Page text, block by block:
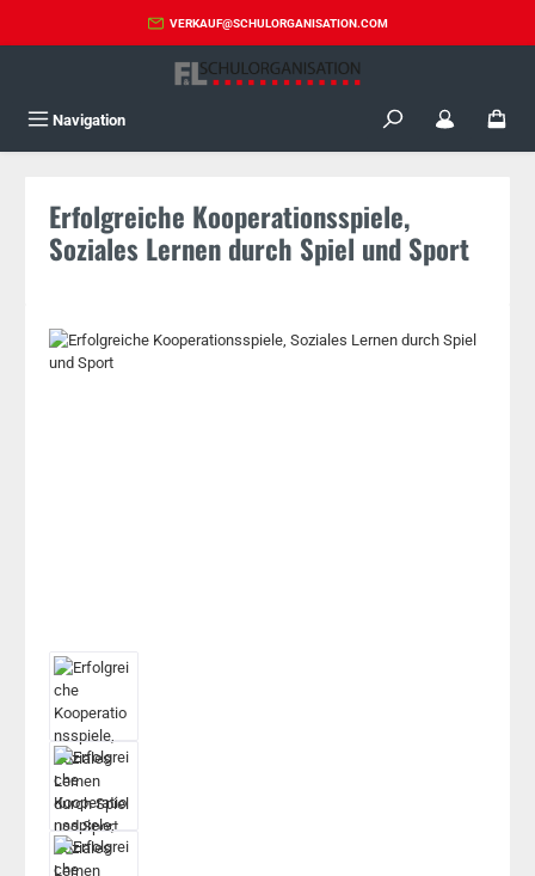
Zum Hauptinhalt springenVERKAUF@SCHULORGANISATION.COM
Navigation
Erfolgreiche Kooperationsspiele,
Soziales Lernen durch Spiel und Sport
Bildergalerie überspringen